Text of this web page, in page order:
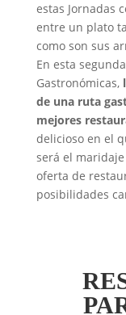
estas Jornadas
entre un plato
como son sus
En esta
Gastronómicas,
de una ruta
mejores
delicioso en el
será el
oferta de
posibilidades